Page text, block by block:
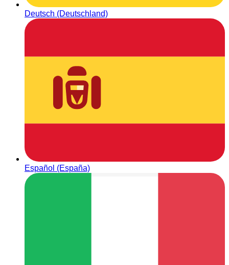
Deutsch (Deutschland)
Español (España)